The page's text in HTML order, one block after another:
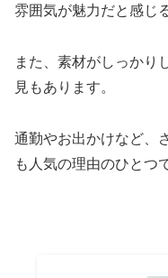
雰囲気が魅力だと感じ
また、素材がしっかり
見もあります。
通勤やお出かけなど、
も人気の理由のひとつ